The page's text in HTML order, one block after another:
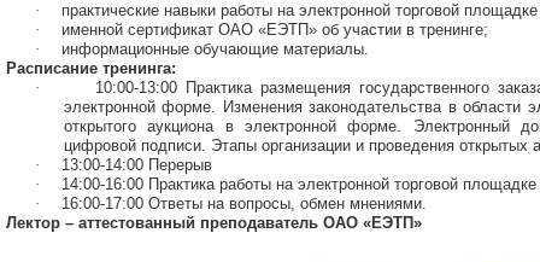
·
практические навыки работы на электронной торговой
·
именной сертификат ОАО «ЕЭТП» об участии в тренинге;
·
информационные обучающие материалы.
Расписание тренинга:
·
10:00-13:00 Практика размещения государственного
электронной форме. Изменения законодательства в области
открытого аукциона в электронной форме. Электронный
цифровой подписи. Этапы организации и проведения открытых
·
13:00-14:00 Перерыв
·
14:00-16:00 Практика работы на электронной торговой
·
16:00-17:00 Ответы на вопросы, обмен мнениями.
Лектор – аттестованный преподаватель ОАО «ЕЭТП»